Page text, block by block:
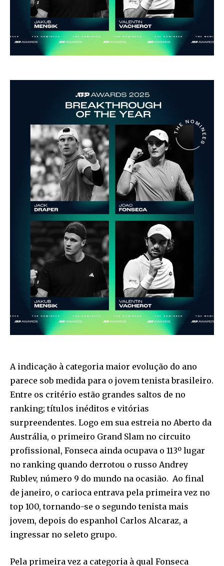
A indicação à categoria maior evolução do ano
parece sob medida para o jovem tenista brasileiro.
Entre os critério estão grandes saltos de no
ranking; títulos inéditos e vitórias
surpreendentes. Logo em sua estreia no Aberto da
Austrália, o primeiro Grand Slam no circuito
profissional, Fonseca ainda ocupava o 113º lugar
no ranking quando derrotou o russo Andrey
Rublev, número 9 do mundo na ocasião. Ao final
de janeiro, o carioca entrava pela primeira vez no
top 100, tornando-se o segundo tenista mais
jovem, depois do espanhol Carlos Alcaraz, a
ingressar no seleto grupo.
Pela primeira vez a categoria à qual Fonseca